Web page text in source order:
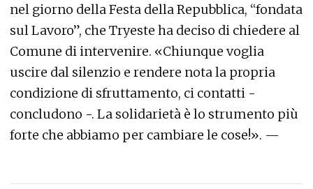
nel giorno della Festa della Repubblica, “fondata
sul Lavoro”, che Tryeste ha deciso di chiedere al
Comune di intervenire. «Chiunque voglia
uscire dal silenzio e rendere nota la propria
condizione di sfruttamento, ci contatti -
concludono -. La solidarietà è lo strumento più
forte che abbiamo per cambiare le cose!». —